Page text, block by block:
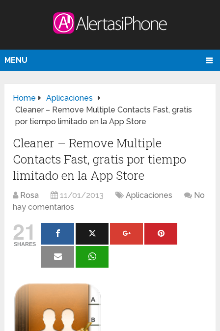
MENU
Home
Aplicaciones
Cleaner – Remove Multiple Contacts Fast, gratis
por tiempo limitado en la App Store
Cleaner – Remove Multiple
Contacts Fast, gratis por tiempo
limitado en la App Store
Rosa 11/01/2013 Aplicaciones
No
hay comentarios
21
SHARES